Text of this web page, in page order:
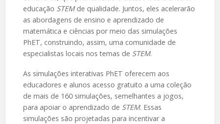
educação STEMde qualidade. Juntos, eles acelerarão
as abordagens de ensino e aprendizado de
matemática e ciências por meio das simulações
PhET, construindo, assim, uma comunidade de
especialistas locais nos temas de STEM.
As simulações interativas PhET oferecem aos
educadores e alunos acesso gratuito a uma coleção
de mais de 160 simulações, semelhantes a jogos,
para apoiar o aprendizado de STEM. Essas
simulações são projetadas para incentivar a